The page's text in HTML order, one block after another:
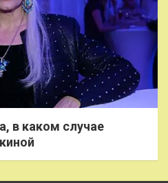
в каком случае